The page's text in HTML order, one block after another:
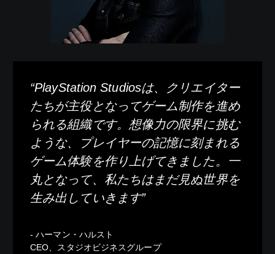
“PlayStation Studiosは、クリエイター
たちが主役となってゲーム制作を進め
られる組織です。想像力の限界に挑む
ような、プレイヤーの記憶に刻まれる
ゲーム体験を作り上げてきました。一
丸となって、私たちはまだ見ぬ世界を
生み出していきます”
- ハーマン・ハルスト
CEO、スタジオビジネスグループ